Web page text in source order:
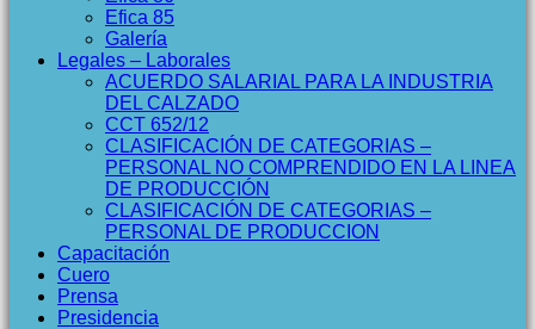
Efica 85
Galería
Legales – Laborales
ACUERDO SALARIAL PARA LA INDUSTRIA
DEL CALZADO
CCT 652/12
CLASIFICACIÓN DE CATEGORIAS –
PERSONAL NO COMPRENDIDO EN LA LINEA
DE PRODUCCIÓN
CLASIFICACIÓN DE CATEGORIAS –
PERSONAL DE PRODUCCION
Capacitación
Cuero
Prensa
Presidencia